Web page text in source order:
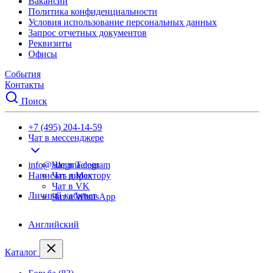
Политика конфиденциальности
Условия использование персональных данных
Запрос отчетных документов
Реквизиты
Офисы
События
Контакты
Поиск
+7 (495) 204-14-59
Чат в мессенджере
Чат в Telegram
Чат в Max
Чат в VK
Чат в WhatsApp
info@adegma.com
Написать директору
Личный кабинет
Английский
Каталог